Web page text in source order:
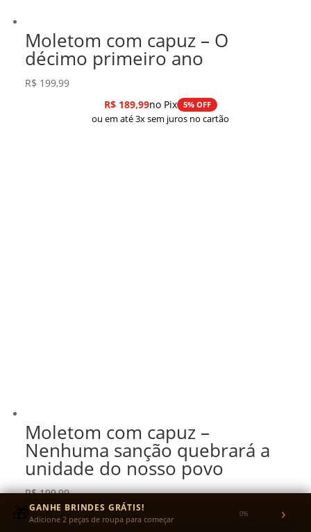
Moletom com capuz – O
décimo primeiro ano
R$ 199,99
R$189,99no Pix 5% OFF
ou em até 3x sem juros no cartão
Moletom com capuz –
Nenhuma sanção quebrará a
unidade do nosso povo
R$199,99
R$189,99
🎁GANHE BRINDES GRÁTIS!
Adicione 2 peças de roupa para começar 0% ›